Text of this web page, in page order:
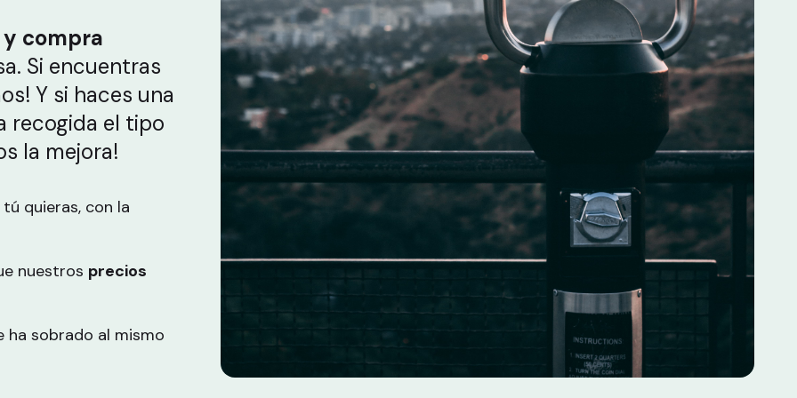
compra
Si encuentras
Y si haces una
recogida el tipo
la mejora!
quieras, con la
nuestros precios
sobrado al mismo